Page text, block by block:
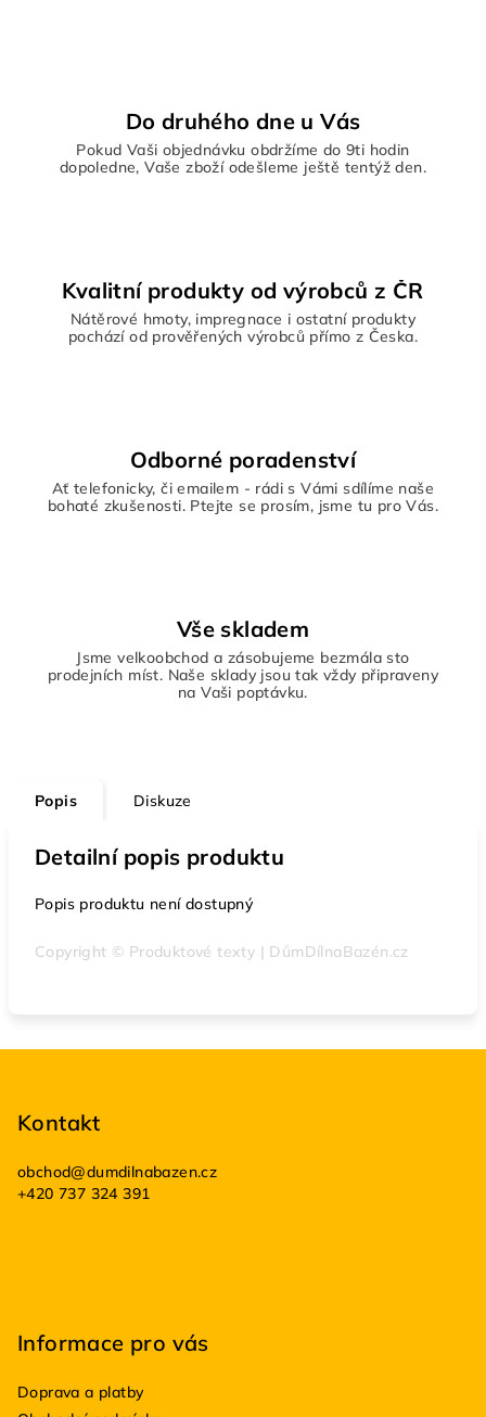
Do druhého dne u Vás
Pokud Vaši objednávku obdržíme do 9ti hodin
dopoledne, Vaše zboží odešleme ještě tentýž den.
Kvalitní produkty od výrobců z ČR
Nátěrové hmoty, impregnace i ostatní produkty
pochází od prověřených výrobců přímo z Česka.
Odborné poradenství
Ať telefonicky, či emailem - rádi s Vámi sdílíme naše
bohaté zkušenosti. Ptejte se prosím, jsme tu pro Vás.
Vše skladem
Jsme velkoobchod a zásobujeme bezmála sto
prodejních míst. Naše sklady jsou tak vždy připraveny
na Vaši poptávku.
Popis Diskuze
Detailní popis produktu
Popis produktu není dostupný
Copyright © Produktové texty | DůmDílnaBazén.cz
Kontakt
obchod@dumdilnabazen.cz
+420 737 324 391
Informace pro vás
Doprava a platby